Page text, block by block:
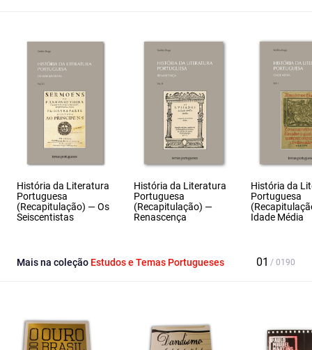
História da Literatura
Portuguesa
(Recapitulação) — Os
Seiscentistas
História da Literatura
Portuguesa
(Recapitulação) —
Renascença
História da
Portuguesa
Idade Média
Mais na coleção Estudos e Temas Portugueses